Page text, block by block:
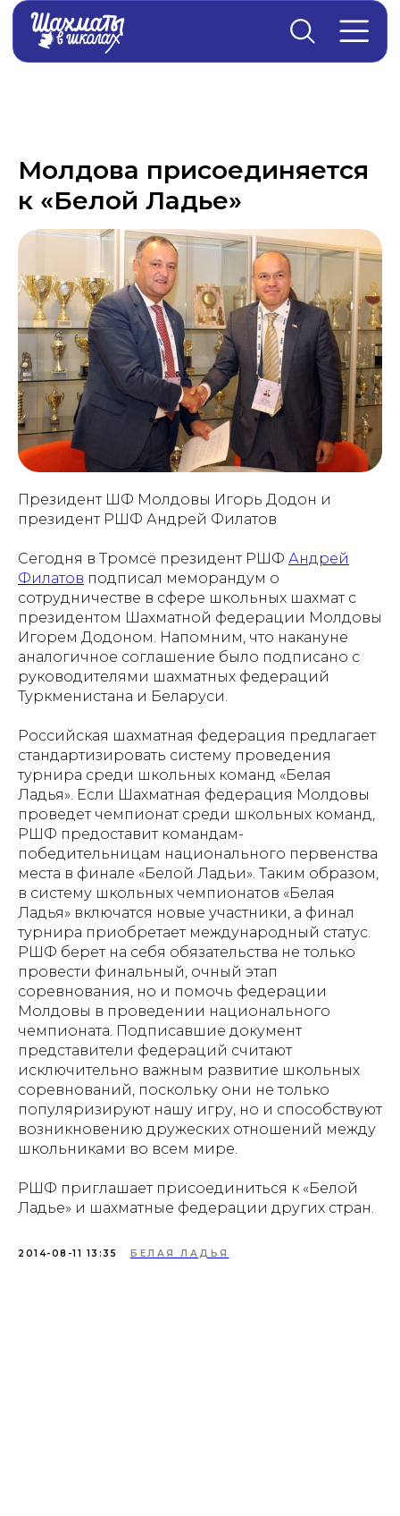
Молдова присоединяется
к «Белой Ладье»
Президент ШФ Молдовы Игорь Додон и
президент РШФ Андрей Филатов
Сегодня в Тромсё президент РШФ Андрей
Филатов подписал меморандум о
сотрудничестве в сфере школьных шахмат с
президентом Шахматной федерации Молдовы
Игорем Додоном. Напомним, что накануне
аналогичное соглашение было подписано с
руководителями шахматных федераций
Туркменистана и Беларуси.
Российская шахматная федерация предлагает
стандартизировать систему проведения
турнира среди школьных команд «Белая
Ладья». Если Шахматная федерация Молдовы
проведет чемпионат среди школьных команд,
РШФ предоставит командам-
победительницам национального первенства
места в финале «Белой Ладьи». Таким образом,
в систему школьных чемпионатов «Белая
Ладья» включатся новые участники, а финал
турнира приобретает международный статус.
РШФ берет на себя обязательства не только
провести финальный, очный этап
соревнования, но и помочь федерации
Молдовы в проведении национального
чемпионата. Подписавшие документ
представители федераций считают
исключительно важным развитие школьных
соревнований, поскольку они не только
популяризируют нашу игру, но и способствуют
возникновению дружеских отношений между
школьниками во всем мире.
РШФ приглашает присоединиться к «Белой
Ладье» и шахматные федерации других стран.
2014-08-11 13:35 БЕЛАЯ ЛАДЬЯ